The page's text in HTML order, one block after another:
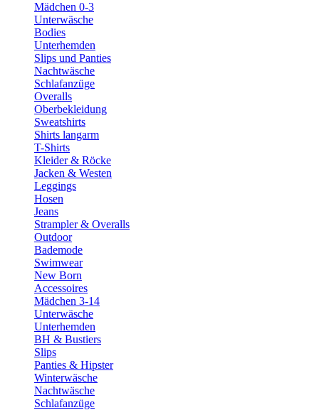
Mädchen 0-3
Unterwäsche
Bodies
Unterhemden
Slips und Panties
Nachtwäsche
Schlafanzüge
Overalls
Oberbekleidung
Sweatshirts
Shirts langarm
T-Shirts
Kleider & Röcke
Jacken & Westen
Leggings
Hosen
Jeans
Strampler & Overalls
Outdoor
Bademode
Swimwear
New Born
Accessoires
Mädchen 3-14
Unterwäsche
Unterhemden
BH & Bustiers
Slips
Panties & Hipster
Winterwäsche
Nachtwäsche
Schlafanzüge